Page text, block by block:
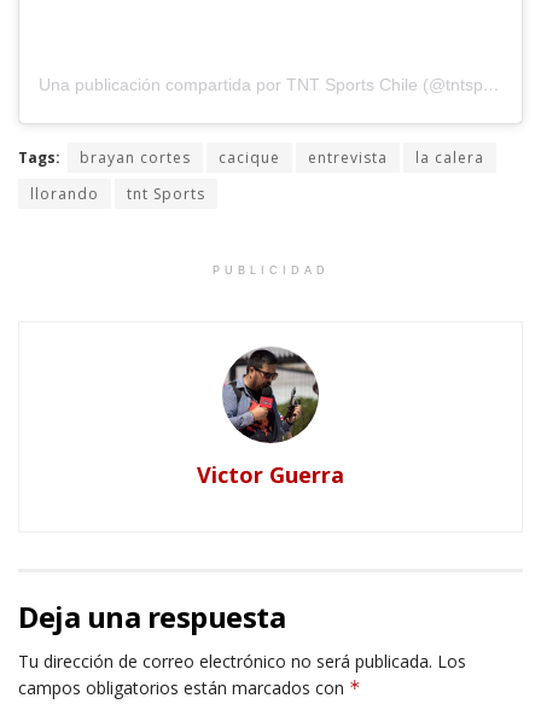
Una publicación compartida por TNT Sports Chile (@tntsportscl)
Tags: brayan cortes cacique entrevista
la calera
llorando
tnt Sports
PUBLICIDAD
Victor Guerra
Deja una respuesta
Tu dirección de correo electrónico no será publicada. Los
campos obligatorios están marcados con *